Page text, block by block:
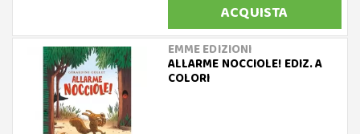
ACQUISTA
EMME EDIZIONI
ALLARME NOCCIOLE! EDIZ. A
COLORI